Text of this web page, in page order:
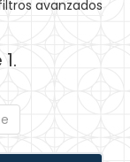
avanzados